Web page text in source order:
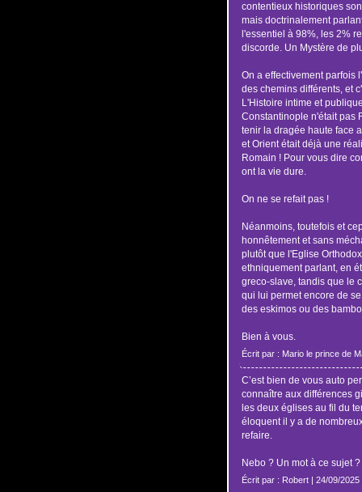
contentieux historiques
mais doctrinalement
l'essentiel à 98%, les 2%
discorde. Un Mystère de
On a effectivement parfois
des chemins différents, et
L'Histoire intime et
Constantinople n'était pas
tenir la dragée haute face
et Orient était déjà une
Romain ! Pour vous dire
ont la vie dure.
On ne se refait pas !
Néanmoins, toutefois et
honnêtement et sans
plutôt que l'Eglise
ethniquement parlant, en
greco-slave, tandis que le
qui lui permet encore de
des eskimos ou des
Bien à vous.
Écrit par : Mario le prince de
C’est bien de vous auto
connaître aux différences
les deux églises au fil du
éloquent il y a de
refaire.
Nebo ? Un mot à ce sujet ?
Écrit par : Robert | 24/09/2025